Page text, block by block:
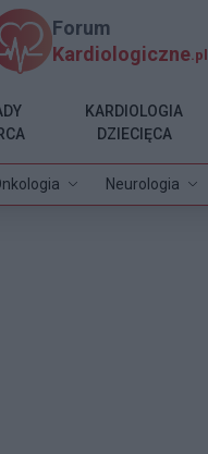
Forum
Kardiologiczne.pl
Neurologia
KARDIOLOGIA
DZIECIĘCA